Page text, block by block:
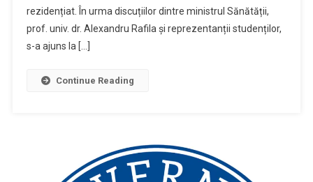
rezidențiat. În urma discuțiilor dintre ministrul Sănătății,
prof. univ. dr. Alexandru Rafila și reprezentanții studenților,
s-a ajuns la […]
Continue Reading